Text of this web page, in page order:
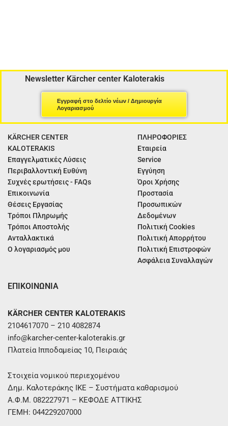
Newsletter Kärcher center Kaloterakis
Εγγραφή στο δελτίο νέων / Δημιουργία
Λογαριασμού
KÄRCHER CENTER
KALOTERAKIS
Επαγγελματικές Λύσεις
Περιβαλλοντική Ευθύνη
Συχνές ερωτήσεις - FAQs
Επικοινωνία
Θέσεις Εργασίας
Τρόποι Πληρωμής
Τρόποι Αποστολής
Ανταλλακτικά
Ο λογαριασμός μου
ΠΛΗΡΟΦΟΡΙΕΣ
Εταιρεία
Service
Εγγύηση
Όροι Χρήσης
Προστασία
Προσωπικών
Δεδομένων
Πολιτική Cookies
Πολιτική Απορρήτου
Πολιτική Επιστροφών
Ασφάλεια Συναλλαγών
ΕΠΙΚΟΙΝΩΝΙΑ
KÄRCHER CENTER KALOTERAKIS
2104617070 – 210 4082874
info@karcher-center-kaloterakis.gr
Πλατεία Ιπποδαμείας 10, Πειραιάς
Στοιχεία νομικού περιεχομένου
Δημ. Καλοτεράκης ΙΚΕ – Συστήματα καθαρισμού
Α.Φ.Μ. 082227971 – ΚΕΦΟΔΕ ΑΤΤΙΚΗΣ
ΓΕΜΗ: 044229207000